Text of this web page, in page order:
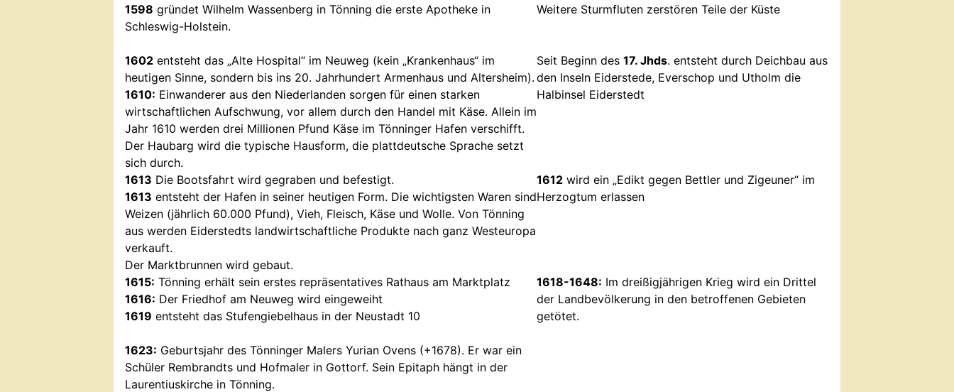
1598 gründet Wilhelm Wassenberg in Tönning die erste Apotheke in
Schleswig-Holstein.
1602 entsteht das „Alte Hospital“ im Neuweg (kein „Krankenhaus“ im
heutigen Sinne, sondern bis ins 20. Jahrhundert Armenhaus und Altersheim).
1610: Einwanderer aus den Niederlanden sorgen für einen starken
wirtschaftlichen Aufschwung, vor allem durch den Handel mit Käse. Allein im
Jahr 1610 werden drei Millionen Pfund Käse im Tönninger Hafen verschifft.
Der Haubarg wird die typische Hausform, die plattdeutsche Sprache setzt
sich durch.
1613 Die Bootsfahrt wird gegraben und befestigt.
1613 entsteht der Hafen in seiner heutigen Form. Die wichtigsten Waren sind
Weizen (jährlich 60.000 Pfund), Vieh, Fleisch, Käse und Wolle. Von Tönning
aus werden Eiderstedts landwirtschaftliche Produkte nach ganz Westeuropa
verkauft.
Der Marktbrunnen wird gebaut.
1615: Tönning erhält sein erstes repräsentatives Rathaus am Marktplatz
1616: Der Friedhof am Neuweg wird eingeweiht
1619 entsteht das Stufengiebelhaus in der Neustadt 10
1623: Geburtsjahr des Tönninger Malers Yurian Ovens (+1678). Er war ein
Schüler Rembrandts und Hofmaler in Gottorf. Sein Epitaph hängt in der
Laurentiuskirche in Tönning.
Weitere Sturmfluten zerstören Teile der Küste
Seit Beginn des 17. Jhds. entsteht durch Deichbau aus
den Inseln Eiderstede, Everschop und Utholm die
Halbinsel Eiderstedt
1612 wird ein „Edikt gegen Bettler und Zigeuner“ im
Herzogtum erlassen
1618-1648: Im dreißigjährigen Krieg wird ein Drittel
der Landbevölkerung in den betroffenen Gebieten
getötet.